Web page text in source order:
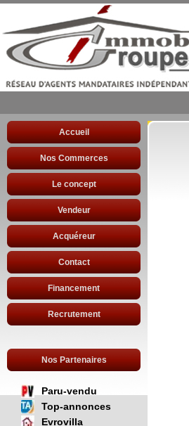
Accueil
Nos Commerces
Le concept
Vendeur
Acquéreur
Contact
Financement
Recrutement
Nos Partenaires
Paru-vendu
Top-annonces
Evrovilla